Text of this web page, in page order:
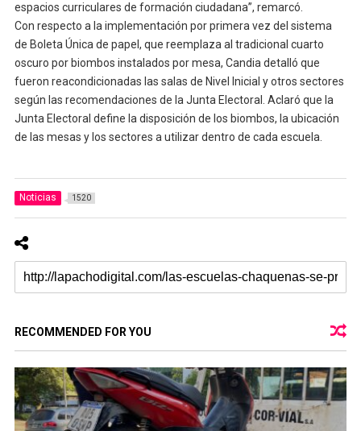
espacios curriculares de formación ciudadana”, remarcó.
Con respecto a la implementación por primera vez del sistema
de Boleta Única de papel, que reemplaza al tradicional cuarto
oscuro por biombos instalados por mesa, Candia detalló que
fueron reacondicionadas las salas de Nivel Inicial y otros sectores
según las recomendaciones de la Junta Electoral. Aclaró que la
Junta Electoral define la disposición de los biombos, la ubicación
de las mesas y los sectores a utilizar dentro de cada escuela.
Noticias 1520
RECOMMENDED FOR YOU